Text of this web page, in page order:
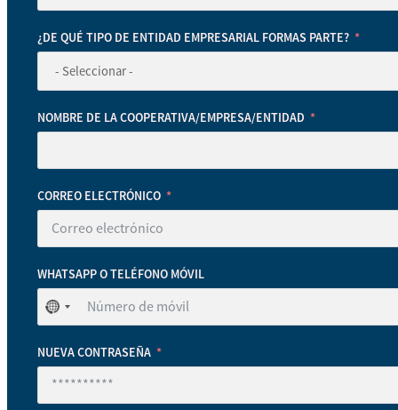
¿DE QUÉ TIPO DE ENTIDAD EMPRESARIAL FORMAS PARTE?
NOMBRE DE LA COOPERATIVA/EMPRESA/ENTIDAD
CORREO ELECTRÓNICO
WHATSAPP O TELÉFONO MÓVIL
No
se
ha
seleccionado
ningún
país
NUEVA CONTRASEÑA